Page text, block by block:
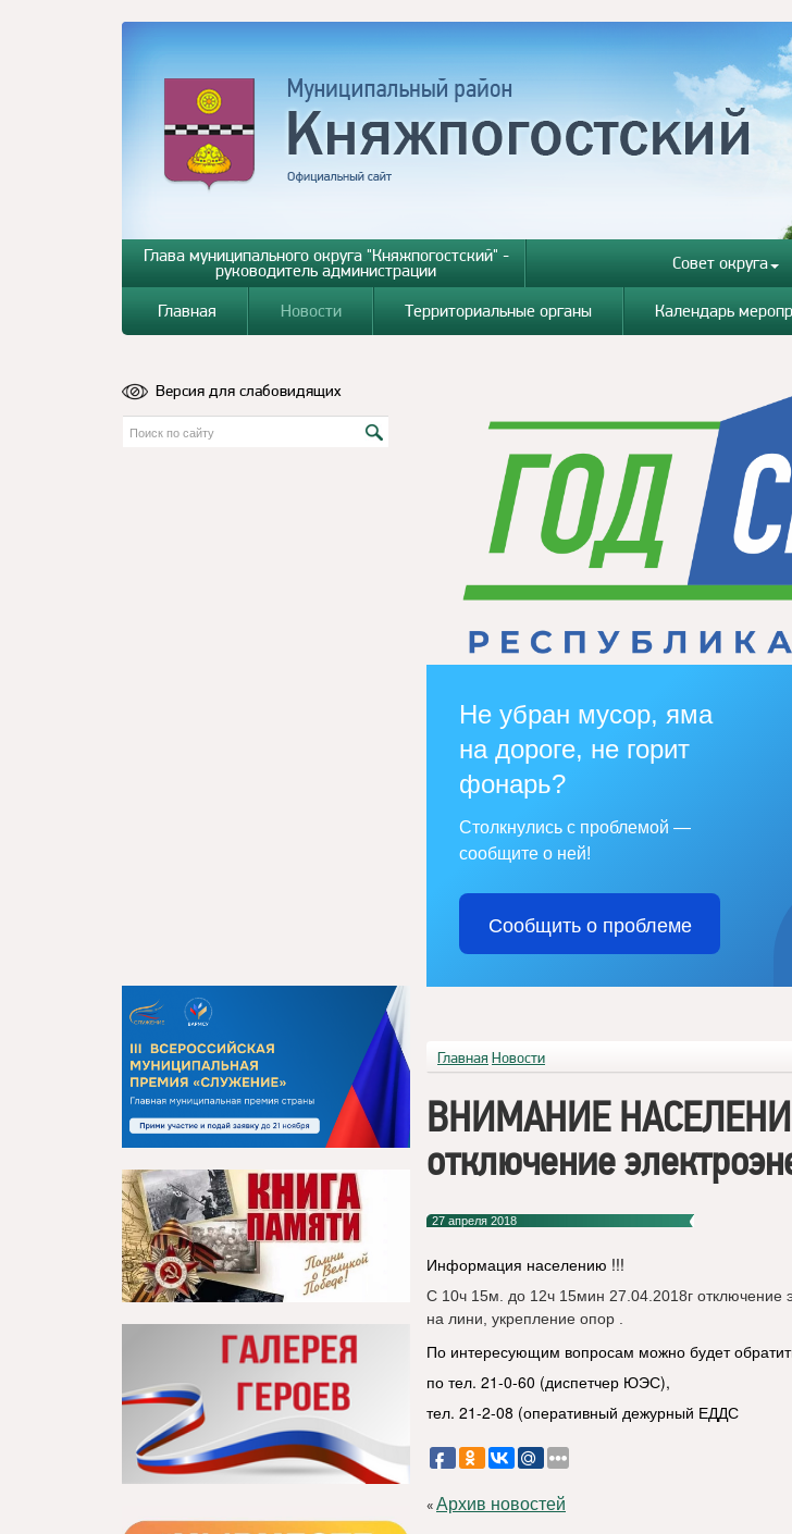
Глава муниципального округа "Княжпогостский" -
руководитель администрации Совет округа
Главная Новости Территориальные органы Календарь
Версия для слабовидящих
Не убран мусор, яма
на дороге, не горит
фонарь?
Столкнулись с проблемой —
сообщите о ней!
Сообщить о проблеме
Главная Новости
ВНИМАНИЕ
отключение
27 апреля 2018
Информация населению !!!
С 10ч 15м. до 12ч 15мин 27.04.2018г отключение
на лини, укрепление опор .
По интересующим вопросам можно будет
по тел. 21-0-60 (диспетчер ЮЭС),
тел. 21-2-08 (оперативный дежурный ЕДДС
«Архив новостей